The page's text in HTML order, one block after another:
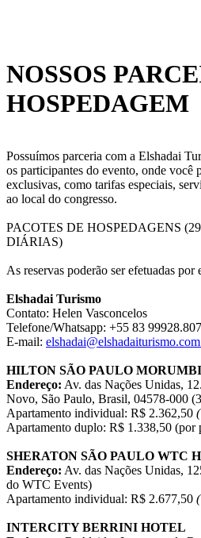
NOSSOS
HOSPEDAGEM
Possuímos parceria com a Elshadai
os participantes do evento, onde você
exclusivas, como tarifas especiais,
ao local do congresso.
PACOTES DE HOSPEDAGENS
DIÁRIAS)
As reservas poderão ser efetuadas
Elshadai Turismo
Contato: Helen Vasconcelos
Telefone/Whatsapp: +55 83
E-mail:
HILTON SÃO PAULO MORUMBI
Endereço: Av. das Nações Unidas,
Novo, São Paulo, Brasil, 04578-000
Apartamento individual: R$ 2.362,50
Apartamento duplo: R$ 1.338,50 (por
SHERATON SÃO PAULO WTC
Endereço: Av. das Nações Unidas,
do WTC Events)
Apartamento individual: R$ 2.677,50
INTERCITY BERRINI HOTEL